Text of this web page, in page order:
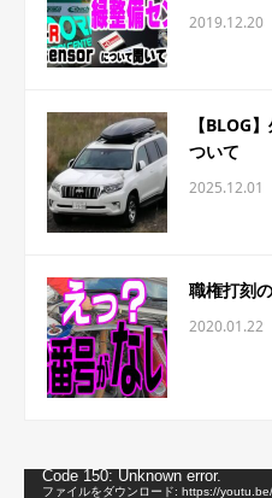
2019.12.20
【BLOG
ついて
2025.12.01
職権打刻
2020.01.22
動Code 150: Unknown error.
ファイルをダウンロード: https://